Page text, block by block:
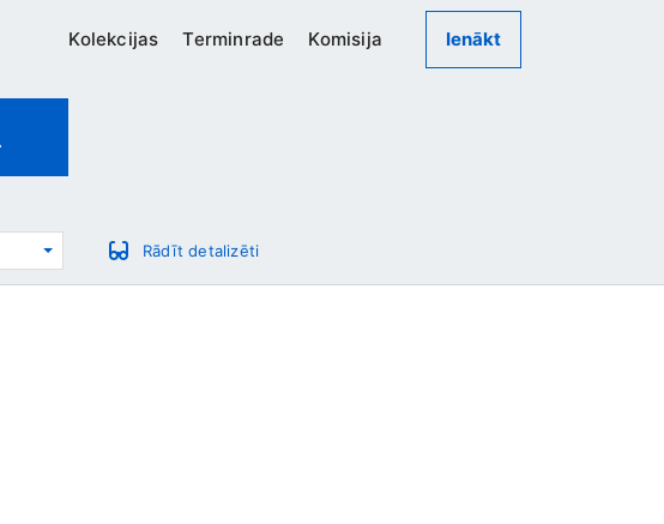
Kolekcijas Terminrade Komisija Ienākt
Rādīt detalizēti